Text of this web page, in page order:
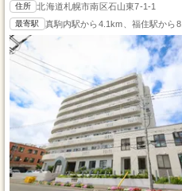
住所 北海道札幌市南区石山東7-1-1
最寄駅 真駒内駅から4.1km、福住駅から